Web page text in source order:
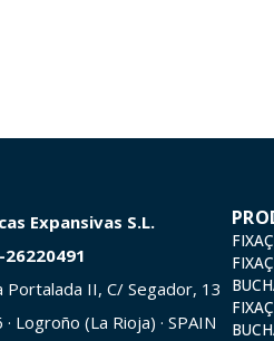
Expansivas S.L.
26220491
Portalada II, C/ Segador, 13
Logroño (La Rioja) · SPAIN